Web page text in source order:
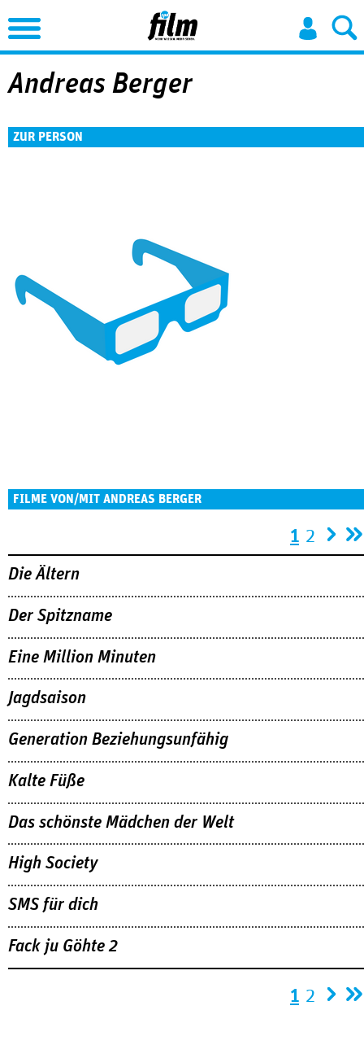
Jump to Navigation
Andreas Berger
ZUR PERSON
FILME VON/MIT ANDREAS BERGER
1 2
Die Ältern
Der Spitzname
Eine Million Minuten
Jagdsaison
Generation Beziehungsunfähig
Kalte Füße
Das schönste Mädchen der Welt
High Society
SMS für dich
Fack ju Göhte 2
1 2